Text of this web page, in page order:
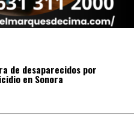
de desaparecidos por
en Sonora